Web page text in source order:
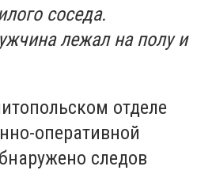
соседа.
лежал на полу и
отделе
оперативной
следов